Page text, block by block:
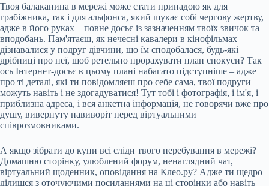
Твоя балаканина в мережі може стати принадою як для
грабіжника, так і для альфонса, який шукає собі чергову жертву,
адже в його руках – повне досьє із зазначенням твоїх звичок та
вподобань. Пам'ятаєш, як нечесні кавалери в кінофільмах
дізнавалися у подруг дівчини, що їм сподобалася, будь-які
дрібниці про неї, щоб ретельно прорахувати план спокуси? Так
ось Інтернет-досьє в цьому плані набагато підступніше – адже
про ті деталі, які ти повідомляєш про себе сама, твої подруги
можуть навіть і не здогадуватися! Тут тобі і фотографія, і ім'я, і
приблизна адреса, і вся анкетна інформація, не говорячи вже про
душу, вивернуту навиворіт перед віртуальними
співрозмовниками.
А якщо зібрати до купи всі сліди твого перебування в мережі?
Домашню сторінку, улюблений форум, ненаглядний чат,
віртуальний щоденник, оповідання на Клео.ру? Адже ти щедро
ділишся з оточуючими посиланнями на ці сторінки або навіть